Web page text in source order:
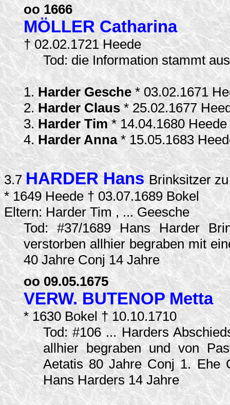
oo 1666
MÖLLER Catharina
† 02.02.1721 Heede
Tod: die Information stammt
1.Harder Gesche * 03.02.1671
2.Harder Claus* 25.02.1677
3.Harder Tim* 14.04.1680
4.Harder Anna* 15.05.1683
3.7 HARDER HansBrinksitzer
* 1649 Heede † 03.07.1689 Bokel
Eltern: Harder Tim , ... Geesche
Tod: #37/1689 Hans Harder
verstorben allhier begraben mit
40 Jahre Conj 14 Jahre
oo 09.05.1675
VERW. BUTENOP Metta
* 1630 Bokel † 10.10.1710
Tod: #106 ... Harders
allhier begraben und von
Aetatis 80 Jahre Conj 1. Ehe
Hans Harders 14 Jahre